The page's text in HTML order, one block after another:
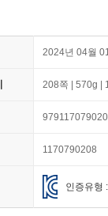
2024년 04월
208쪽 | 570g |
1170790208
인증유형